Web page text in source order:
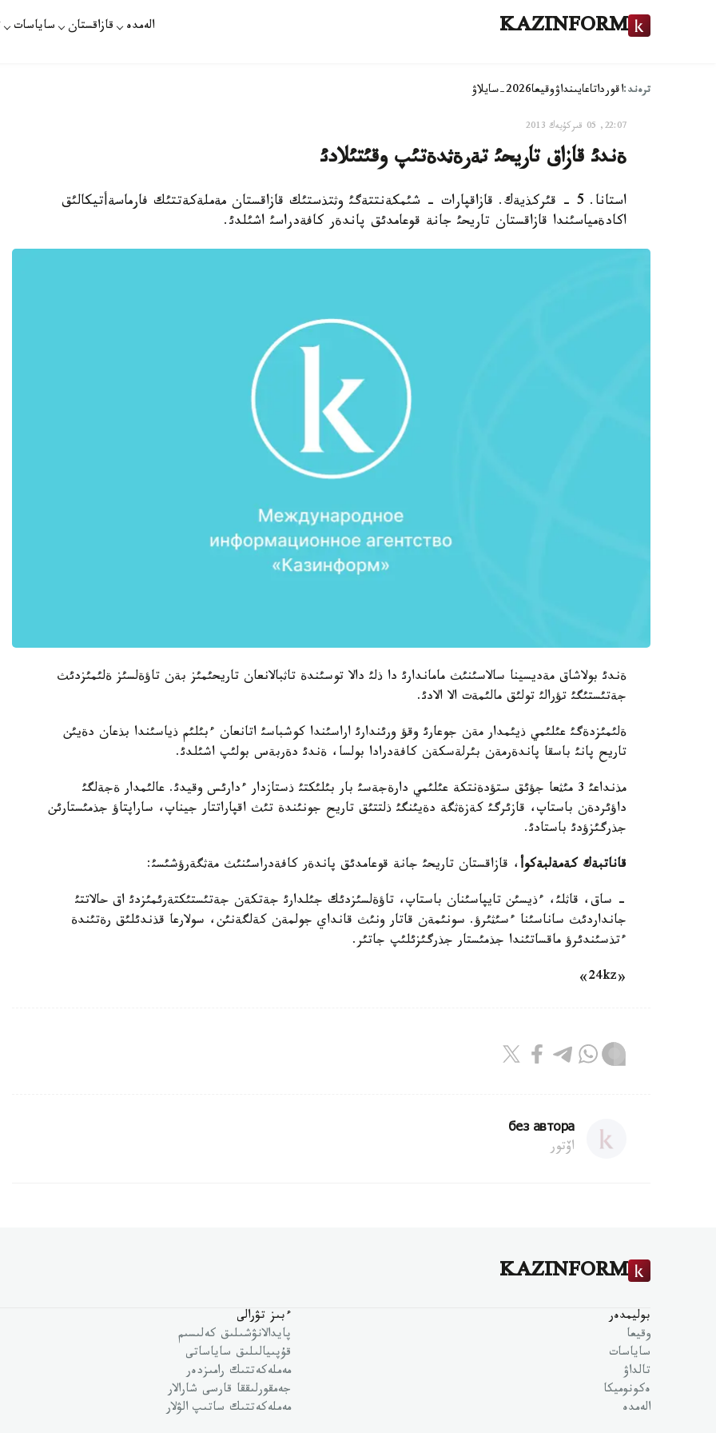
KAZINFORM الەمدە قازاقستان ساياسات
ترەند:اقورداتاعايىنداۋوقيعا2026-سايلاۋ
22:07, 05 قىركۇيەك 2013
ةندئ قازاق تاريحئ تةرةثدةتئپ وقئتئلادئ
استانا. 5 - قئركذيةك. قازاقپارات - شئمكةنتتةگئ وثتذستئك قازاقستان مةملةكةتتئك فارماسةأتيكالئق
اكادةمياسئندا قازاقستان تاريحئ جانة قوعامدئق پاندةر كافةدراسئ اشئلدئ.
ةندئ بولاشاق مةديسينا سالاسئنئث ماماندارئ دا ذلئ دالا توسئندة تاثبالانعان تاريحئمئز بةن تاؤةلسئز ةلئمئزدئث
جةتئستئگئ تؤرالئ تولئق مالئمةت الا الادئ.
ةلئمئزدةگئ عئلئمي ذيئمدار مةن جوعارئ وقؤ ورئندارئ اراسئندا كوشباسئ اتانعان ءبئلئم ذياسئندا بذعان دةيئن
تاريح پانئ باسقا پاندةرمةن بئرلةسكةن كافةدرادا بولسا، ةندئ دةربةس بولئپ اشئلدئ.
مذنداعئ 3 مئثعا جؤئق ستؤدةنتكة عئلئمي دارةجةسئ بار بئلئكتئ ذستازدار ءدارئس وقيدئ. عالئمدار ةجةلگئ
داؤئردةن باستاپ، قازئرگئ كةزةثگة دةيئنگئ ذلتتئق تاريح جونئندة تئث اقپاراتتار جيناپ، ساراپتاؤ جذمئستارئن
جذرگئزؤدئ باستادئ.
قاناتبةك كةمةلبةكوأ ، قازاقستان تاريحئ جانة قوعامدئق پاندةر كافةدراسئنئث مةثگةرؤشئسئ:
- ساق، قاثلئ، ءذيسئن تايپاسئنان باستاپ، تاؤةلسئزدئك جئلدارئ جةتكةن جةتئستئكتةرئمئزدئ اق حالاتتئ
جانداردئث ساناسئنا ءسئثئرؤ. سونئمةن قاتار ونئث قانداي جولمةن كةلگةنئن، سولارعا قذندئلئق رةتئندة
ءتذسئندئرؤ ماقساتئندا جذمئستار جذرگئزئلئپ جاتئر.
«24kz»
без автора
اۆتور
KAZINFORM
بوليمدەر
وقيعا
ساياسات
تالداۋ
ەكونوميكا
الەمدە
ءبىز تۋرالى
پايدالانۋشىلىق كەلىسىم
قۇپىيالىلىق ساياساتى
مەملەكەتتىك رامىزدەر
جەمقورلىققا قارسى شارالار
مەملەكەتتىك ساتىپ الۋلار